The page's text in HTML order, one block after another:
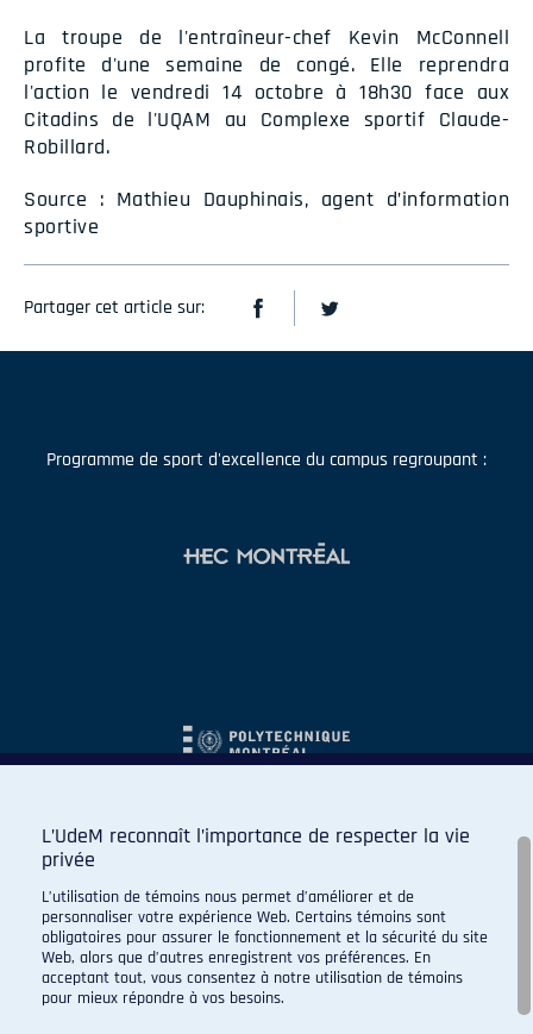
La troupe de l'entraîneur-chef Kevin McConnell
profite d'une semaine de congé. Elle reprendra
l'action le vendredi 14 octobre à 18h30 face aux
Citadins de l'UQAM au Complexe sportif Claude-
Robillard.
Source : Mathieu Dauphinais, agent d’information
sportive
Partager cet article sur:
Programme de sport d'excellence du campus regroupant :
L’UdeM reconnaît l’importance de respecter la vie
privée
L’utilisation de témoins nous permet d’améliorer et de
personnaliser votre expérience Web. Certains témoins sont
obligatoires pour assurer le fonctionnement et la sécurité du site
Web, alors que d’autres enregistrent vos préférences. En
acceptant tout, vous consentez à notre utilisation de témoins
pour mieux répondre à vos besoins.